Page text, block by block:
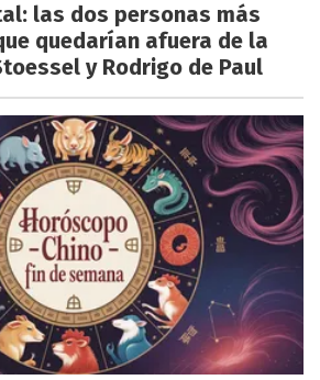
las dos personas más
quedarían afuera de la
y Rodrigo de Paul